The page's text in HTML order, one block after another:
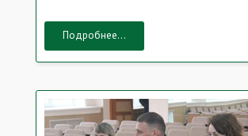
Подробнее...